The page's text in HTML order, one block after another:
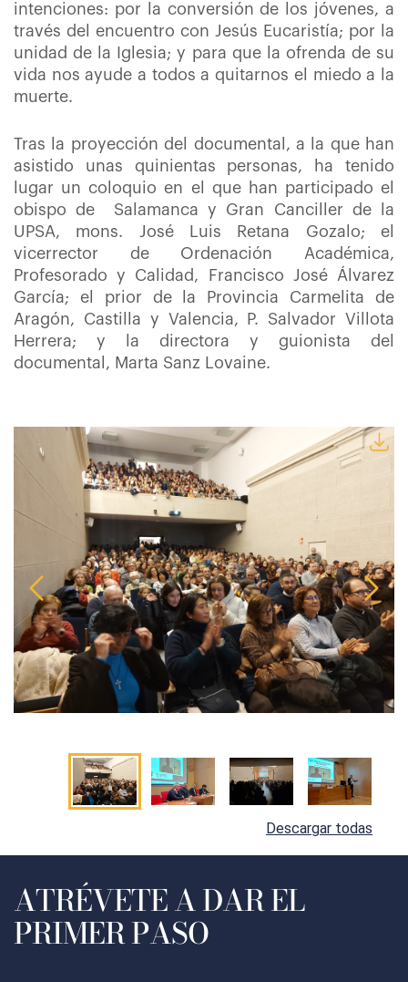
intenciones: por la conversión de los jóvenes, a
través del encuentro con Jesús Eucaristía; por la
unidad de la Iglesia; y para que la ofrenda de su
vida nos ayude a todos a quitarnos el miedo a la
muerte.
Tras la proyección del documental, a la que han
asistido unas quinientas personas, ha tenido
lugar un coloquio en el que han participado el
obispo de
Salamanca y Gran Canciller de la
UPSA, mons. José Luis Retana Gozalo; el
vicerrector de Ordenación Académica,
Profesorado y Calidad, Francisco José Álvarez
García; el prior de la Provincia Carmelita de
Aragón, Castilla y Valencia, P. Salvador Villota
Herrera; y la directora y guionista del
documental, Marta Sanz Lovaine.
Descargar todas
ATRÉVETE A DAR EL
PRIMER PASO